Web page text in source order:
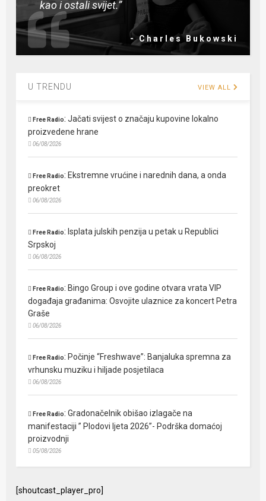
kao i ostali svijet.”
- Charles Bukowski
U TRENDU VIEW ALL
Free Radio:Jačati svijest o značaju kupovine lokalno
proizvedene hrane
06/08/2026
Free Radio: Ekstremne vrućine i narednih dana, a onda
preokret
06/08/2026
Free Radio: Isplata julskih penzija u petak u Republici
Srpskoj
06/08/2026
Free Radio: Bingo Group i ove godine otvara vrata VIP
događaja građanima: Osvojite ulaznice za koncert Petra
Graše
06/08/2026
Free Radio: Počinje “Freshwave”: Banjaluka spremna za
vrhunsku muziku i hiljade posjetilaca
06/08/2026
Free Radio:Gradonačelnik obišao izlagače na
manifestaciji ” Plodovi ljeta 2026”- Podrška domaćoj
proizvodnji
05/08/2026
[shoutcast_player_pro]